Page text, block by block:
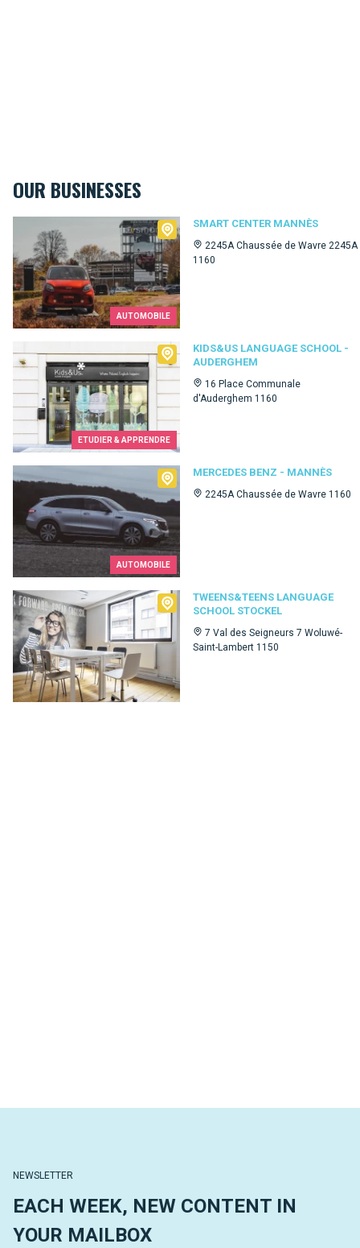
OUR BUSINESSES
AUTOMOBILE
SMART CENTER MANNÈS
2245A Chaussée de Wavre 2245A
1160
Smart Center Mannès
ETUDIER & APPRENDRE
KIDS&US LANGUAGE SCHOOL -
AUDERGHEM
16 Place Communale
d'Auderghem 1160
Kids&Us language school - Auderghem
AUTOMOBILE
MERCEDES BENZ - MANNÈS
2245A Chaussée de Wavre 1160
Mercedes Benz - Mannès
TWEENS&TEENS LANGUAGE
SCHOOL STOCKEL
7 Val des Seigneurs 7 Woluwé-
Saint-Lambert 1150
Tweens&Teens language school Stockel
NEWSLETTER
EACH WEEK, NEW CONTENT IN
YOUR MAILBOX